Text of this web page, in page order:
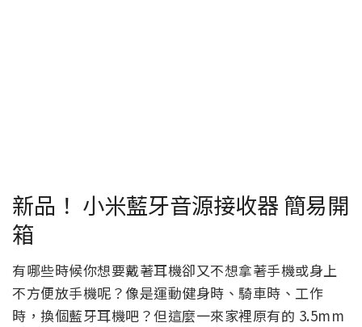
新品！ 小米藍牙音源接收器 簡易開
箱
有哪些時候你想要戴著耳機卻又不想拿著手機或身上
不方便放手機呢？像是運動健身時、騎車時、工作
時，換個藍牙耳機吧？但這麼一來家裡原有的 3.5mm